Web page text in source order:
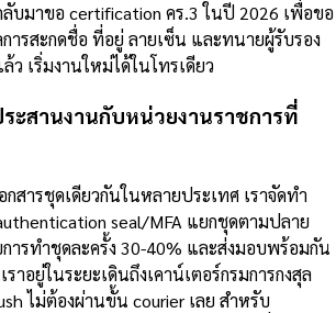
บมาขอ certification คร.3 ในปี 2026 เพื่อขอ
ารสะกดชื่อ ที่อยู่ ลายเซ็น และทนายผู้รับรอง
ว เริ่มงานใหม่ได้ในโทรเดียว
ะสานงานกับหน่วยงานราชการที่
สารชุดเดียวกันในหลายประเทศ เราจัดทำ
seal/MFA แยกชุดตามปลาย
ารทำชุดละครั้ง 30-40% และส่งมอบพร้อมกัน
าอยู่ในระยะเดินถึงเคาน์เตอร์กรมการกงสุล
ไม่ต้องผ่านขั้น courier เลย สำหรับ